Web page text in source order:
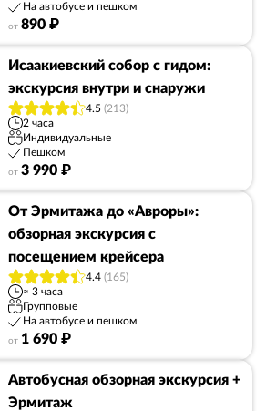
На автобусе и пешком
от 890 ₽
Исаакиевский собор с гидом:
экскурсия внутри и снаружи
4.5 (213)
2 часа
Индивидуальные
Пешком
от 3 990 ₽
От Эрмитажа до «Авроры»:
обзорная экскурсия с
посещением крейсера
4.4 (165)
≈ 3 часа
Групповые
На автобусе и пешком
от 1 690 ₽
Автобусная обзорная экскурсия +
Эрмитаж